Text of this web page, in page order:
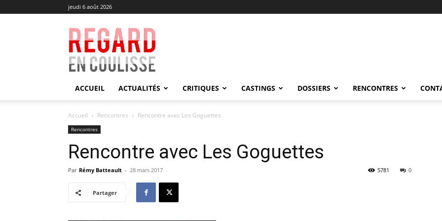
jeudi 6 août 2026
Regard
en
Coulisse
ACCUEIL ACTUALITÉS CRITIQUES CASTINGS DOSSIERS RENCONTRES
Accueil Rencontres Rencontre avec Les Goguettes
Rencontres
Rencontre avec Les Goguettes
Par Rémy Batteault - 28 mars 2017 0
5781
Partager